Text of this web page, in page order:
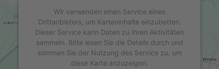
Wir verwenden einen Service eines
Drittanbieters, um Karteninhalte einzubetten.
Dieser Service kann Daten zu Ihren Aktivitäten
sammeln. Bitte lesen Sie die Details durch und
stimmen Sie der Nutzung des Service zu, um
diese Karte anzuzeigen.